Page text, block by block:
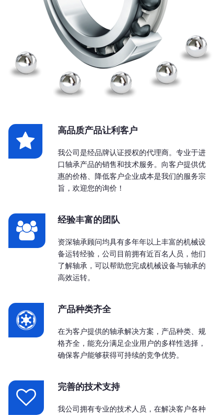
高品质产品让利客户
我公司是经品牌认证授权的代理商。专业于进
口轴承产品的销售和技术服务。向客户提供优
惠的价格、降低客户企业成本是我们的服务宗
旨，欢迎您的询价！
经验丰富的团队
资深轴承顾问均具有多年年以上丰富的机械设
备运转经验，公司目前拥有近百名人员，他们
了解轴承，可以帮助您完成机械设备与轴承的
高效运转。
产品种类齐全
在为客户提供的轴承解决方案，产品种类、规
格齐全，能充分满足企业用户的多样性选择，
确保客户能够获得可持续的竞争优势。
完善的技术支持
我公司拥有专业的技术人员，在解决客户各种